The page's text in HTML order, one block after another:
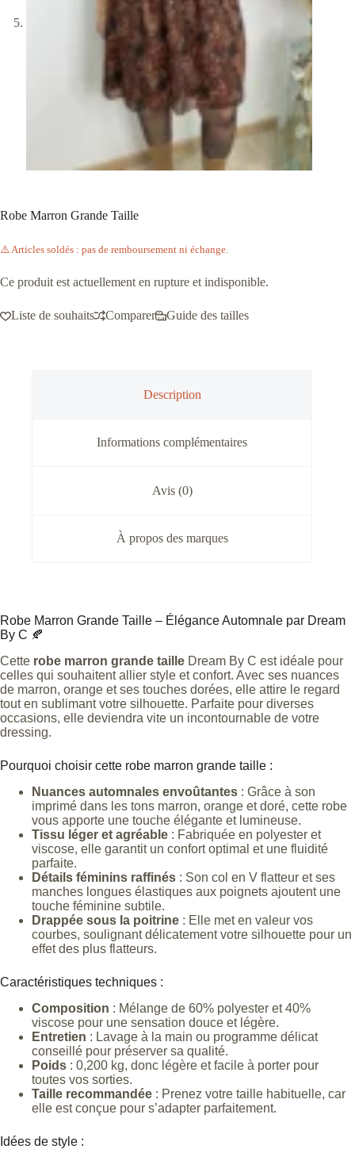
Robe Marron Grande Taille
⚠️ Articles soldés : pas de remboursement ni échange.
Ce produit est actuellement en rupture et indisponible.
Liste de souhaits Comparer Guide des tailles
Description
Informations complémentaires
Avis (0)
À propos des marques
Robe Marron Grande Taille – Élégance Automnale par Dream
By C 🍂
Cette robe marron grande taille Dream By C est idéale pour
celles qui souhaitent allier style et confort. Avec ses nuances
de marron, orange et ses touches dorées, elle attire le regard
tout en sublimant votre silhouette. Parfaite pour diverses
occasions, elle deviendra vite un incontournable de votre
dressing.
Pourquoi choisir cette robe marron grande taille :
Nuances automnales envoûtantes : Grâce à son
imprimé dans les tons marron, orange et doré, cette robe
vous apporte une touche élégante et lumineuse.
Tissu léger et agréable : Fabriquée en polyester et
viscose, elle garantit un confort optimal et une fluidité
parfaite.
Détails féminins raffinés : Son col en V flatteur et ses
manches longues élastiques aux poignets ajoutent une
touche féminine subtile.
Drappée sous la poitrine : Elle met en valeur vos
courbes, soulignant délicatement votre silhouette pour un
effet des plus flatteurs.
Caractéristiques techniques :
Composition : Mélange de 60% polyester et 40%
viscose pour une sensation douce et légère.
Entretien : Lavage à la main ou programme délicat
conseillé pour préserver sa qualité.
Poids : 0,200 kg, donc légère et facile à porter pour
toutes vos sorties.
Taille recommandée : Prenez votre taille habituelle, car
elle est conçue pour s’adapter parfaitement.
Idées de style :